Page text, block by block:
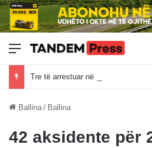
Meny
Ballina / Ballina
42 aksidente për